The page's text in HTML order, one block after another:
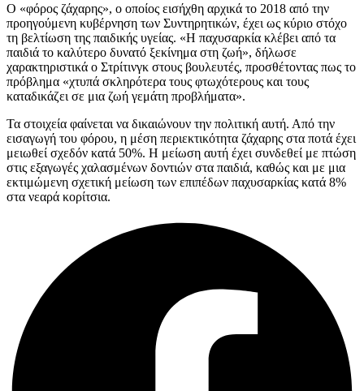
Ο «φόρος ζάχαρης», ο οποίος εισήχθη αρχικά το 2018 από την
προηγούμενη κυβέρνηση των Συντηρητικών, έχει ως κύριο στόχο
τη βελτίωση της παιδικής υγείας. «Η παχυσαρκία κλέβει από τα
παιδιά το καλύτερο δυνατό ξεκίνημα στη ζωή», δήλωσε
χαρακτηριστικά ο Στρίτινγκ στους βουλευτές, προσθέτοντας πως το
πρόβλημα «χτυπά σκληρότερα τους φτωχότερους και τους
καταδικάζει σε μια ζωή γεμάτη προβλήματα».
Τα στοιχεία φαίνεται να δικαιώνουν την πολιτική αυτή. Από την
εισαγωγή του φόρου, η μέση περιεκτικότητα ζάχαρης στα ποτά έχει
μειωθεί σχεδόν κατά 50%. Η μείωση αυτή έχει συνδεθεί με πτώση
στις εξαγωγές χαλασμένων δοντιών στα παιδιά, καθώς και με μια
εκτιμώμενη σχετική μείωση των επιπέδων παχυσαρκίας κατά 8%
στα νεαρά κορίτσια.